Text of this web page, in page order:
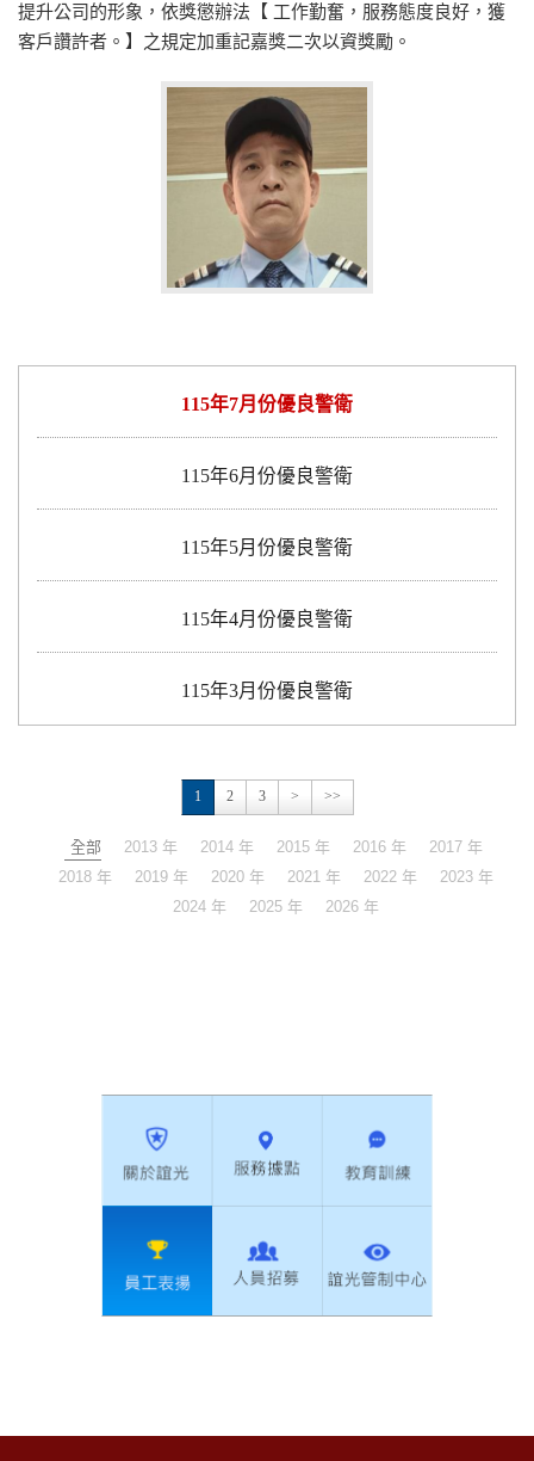
115年7月份優良警衛
115年6月份優良警衛
115年5月份優良警衛
115年4月份優良警衛
115年3月份優良警衛
1 2 3 > >>
全部 2013 年 2014 年 2015 年 2016 年
2017 年
2018 年
2019 年 2020 年 2021 年 2022 年
2023 年
2024 年
2025 年 2026 年
提升公司的形象，依獎懲辦法【 工作勤奮，服務態度良好，獲
客戶讚許者。】之規定加重記嘉獎二次以資獎勵。